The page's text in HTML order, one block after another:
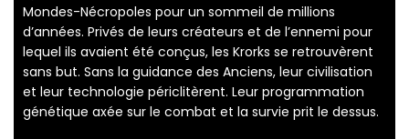
Mondes-Nécropoles pour un sommeil de millions
d’années. Privés de leurs créateurs et de l’ennemi pour
lequel ils avaient été conçus, les Krorks se retrouvèrent
sans but. Sans la guidance des Anciens, leur civilisation
et leur technologie périclitèrent. Leur programmation
génétique axée sur le combat et la survie prit le dessus.